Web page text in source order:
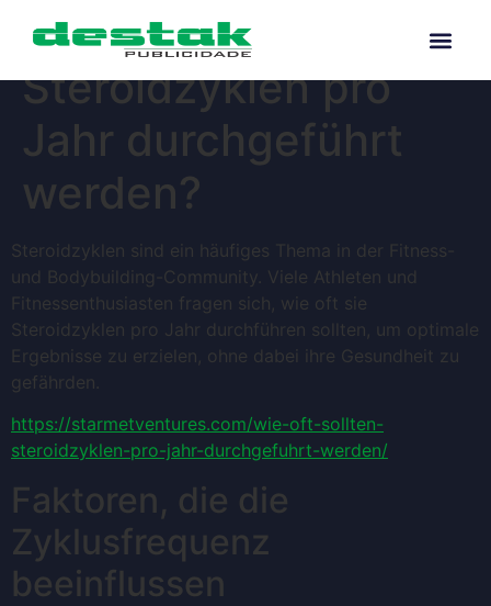
Wie oft sollten
Steroidzyklen pro
Jahr durchgeführt
werden?
Steroidzyklen sind ein häufiges Thema in der Fitness-
und Bodybuilding-Community. Viele Athleten und
Fitnessenthusiasten fragen sich, wie oft sie
Steroidzyklen pro Jahr durchführen sollten, um optimale
Ergebnisse zu erzielen, ohne dabei ihre Gesundheit zu
gefährden.
https://starmetventures.com/wie-oft-sollten-
steroidzyklen-pro-jahr-durchgefuhrt-werden/
Faktoren, die die
Zyklusfrequenz
beeinflussen